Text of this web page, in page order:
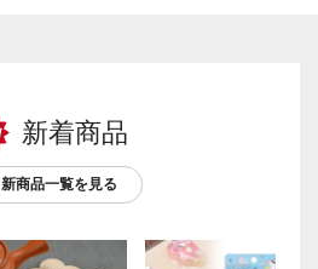
新着商品
新商品一覧を見る